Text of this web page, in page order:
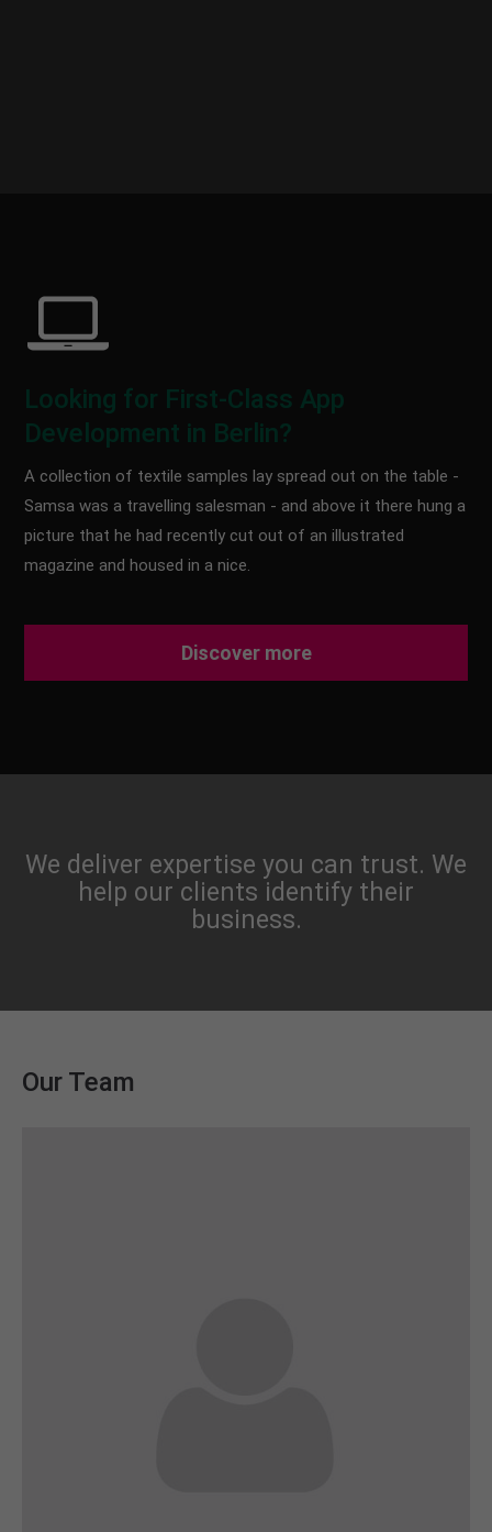
adipiscing elit.
Aenean commodo ligula eget dolor. Aenean massa.
quam felis, ultricies nec.
Looking for First-Class App
Development in Berlin?
A collection of textile samples lay spread out on the table -
Samsa was a travelling salesman - and above it there hung a
picture that he had recently cut out of an illustrated
magazine and housed in a nice.
Discover more
We deliver expertise you can trust. We
help our clients identify their
business.
Our Team